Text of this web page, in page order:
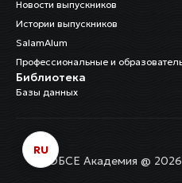
Новости выпускников
Истории выпускников
SalamAlum
Профессиональные и
Библиотека
Базы данных
ОБСЕ Академия @
RU